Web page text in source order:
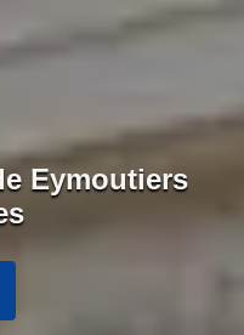
Eymoutiers